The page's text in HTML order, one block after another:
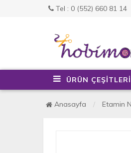
Tel : 0 (552) 660 81 14
ÜRÜN ÇEŞİTLERİ
Anasayfa Etamin